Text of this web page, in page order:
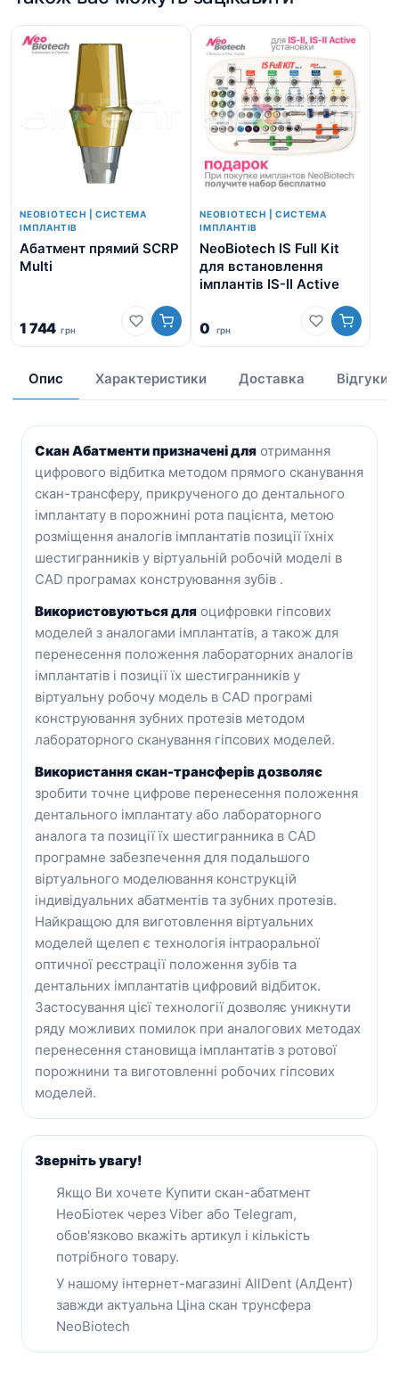
NEOBIOTECH | СИСТЕМА
ІМПЛАНТІВ
Абатмент прямий SCRP
Multi
1 744 грн
NEOBIOTECH | СИСТЕМА
ІМПЛАНТІВ
NeoBiotech IS Full Kit
для встановлення
імплантів IS-II Active
0 грн
Опис Характеристики Доставка Відгуки
Скан Абатменти призначені для отримання
цифрового відбитка методом прямого сканування
скан-трансферу, прикрученого до дентального
імплантату в порожнині рота пацієнта, метою
розміщення аналогів імплантатів позиції їхніх
шестигранників у віртуальній робочій моделі в
CAD програмах конструювання зубів .
Використовуються для оцифровки гіпсових
моделей з аналогами імплантатів, а також для
перенесення положення лабораторних аналогів
імплантатів і позиції їх шестигранників у
віртуальну робочу модель в CAD програмі
конструювання зубних протезів методом
лабораторного сканування гіпсових моделей.
Використання скан-трансферів дозволяє
зробити точне цифрове перенесення положення
дентального імплантату або лабораторного
аналога та позиції їх шестигранника в CAD
програмне забезпечення для подальшого
віртуального моделювання конструкцій
індивідуальних абатментів та зубних протезів.
Найкращою для виготовлення віртуальних
моделей щелеп є технологія інтраоральної
оптичної реєстрації положення зубів та
дентальних імплантатів цифровий відбиток.
Застосування цієї технології дозволяє уникнути
ряду можливих помилок при аналогових методах
перенесення становища імплантатів з ротової
порожнини та виготовленні робочих гіпсових
моделей.
Зверніть увагу!
Якщо Ви хочете Купити скан-абатмент
НеоБіотек через Viber або Telegram,
обов'язково вкажіть артикул і кількість
потрібного товару.
У нашому інтернет-магазині AllDent (АлДент)
завжди актуальна Ціна скан трунсфера
NeoBiotech